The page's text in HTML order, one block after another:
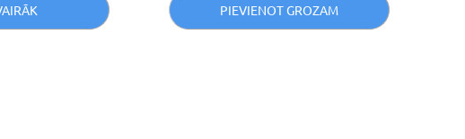
PIEVIENOT GROZAM